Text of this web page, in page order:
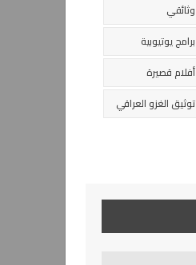
وثائقي
برامج يوتيوبية
أفلام قصيرة
توثيق الغزو العراقي